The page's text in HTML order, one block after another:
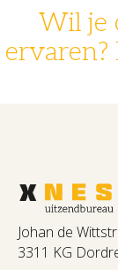
Wil je
ervaren?
Johan de
3311 KG